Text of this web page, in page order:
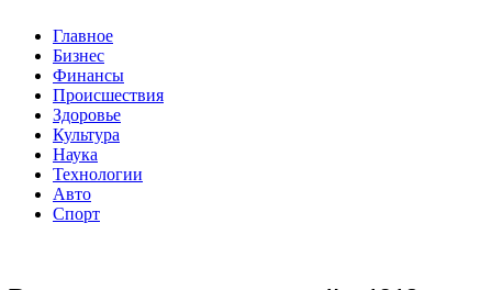
Главное
Бизнес
Финансы
Происшествия
Здоровье
Культура
Наука
Технологии
Авто
Спорт